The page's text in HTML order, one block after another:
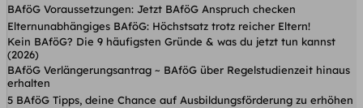
BAföG Voraussetzungen: Jetzt BAföG Anspruch checken
Elternunabhängiges BAföG: Höchstsatz trotz reicher Eltern!
Kein BAföG? Die 9 häufigsten Gründe & was du jetzt tun kannst
(2026)
BAföG Verlängerungsantrag ~ BAföG über Regelstudienzeit hinaus
erhalten
5 BAföG Tipps, deine Chance auf Ausbildungsförderung zu erhöhen